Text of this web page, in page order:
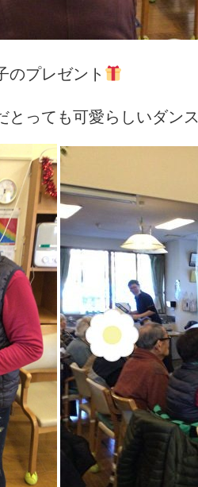
のプレゼント
とっても可愛らしいダンス